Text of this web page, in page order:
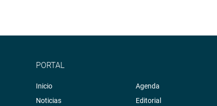
PORTAL
Inicio
Noticias
Agenda
Editorial